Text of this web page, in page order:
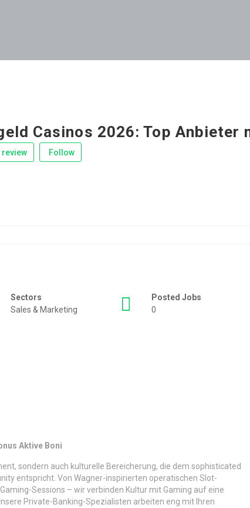
Casinos 2026: Top Anbieter
review Follow
Sectors
Sales & Marketing
Posted Jobs
0
Aktive Boni
sondern auch kulturelle Bereicherung, die dem sophisticated
entspricht. Von Wagner-inspirierten operatischen Slot-
Sessions – wir verbinden Kultur mit Gaming auf eine
Private-Banking-Spezialisten arbeiten eng mit Ihren